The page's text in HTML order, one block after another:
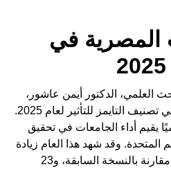
المصرية في
العلمي، الدكتور أيمن عاشور،
عن إدراج 51 جامعة مصرية في تصنيف التايمز للتأثير لعام 2025.
يقيم أداء الجامعات في تحقيق
المتحدة. وقد شهد هذا العام زيادة
ملحوظة بأكثر من 5 جامعات مقارنة بالنسخة السابقة، و23